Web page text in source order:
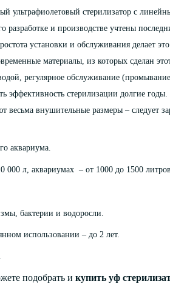
ультрафиолетовый стерилизатор с
и производстве учтены
установки и обслуживания делает
материалы, из которых сделан
регулярное обслуживание
эффективность стерилизации долгие
внушительные размеры – следует
аквариума.
000 л, аквариумах – от 1000 до 1500
бактерии и водоросли.
использовании – до 2 лет.
подобрать икупить уф